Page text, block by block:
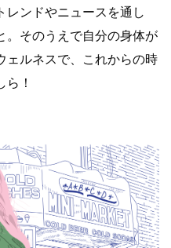
レンドやニュースを通し
。そのうえで自分の身体が
ェルネスで、これからの時
！